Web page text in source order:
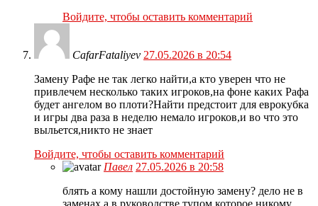
Войдите, чтобы оставить комментарий
CafarFataliyev 27.05.2026 в 20:54
Замену Рафе не так легко найти,а кто уверен что не
привлечем несколько таких игроков,на фоне каких Рафа
будет ангелом во плоти?Найти предстоит для еврокубка
и игры два раза в неделю немало игроков,и во что это
выльется,никто не знает
Войдите, чтобы оставить комментарий
Павел 27.05.2026 в 20:58
блять а кому нашли достойную замену? дело не в